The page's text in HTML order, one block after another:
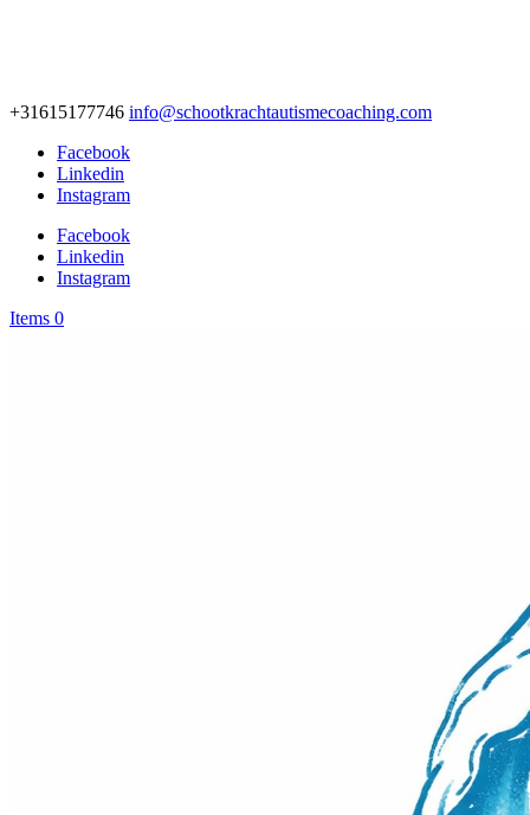
+31615177746 info@schootkrachtautismecoaching.com
Facebook
Linkedin
Instagram
Facebook
Linkedin
Instagram
Items 0